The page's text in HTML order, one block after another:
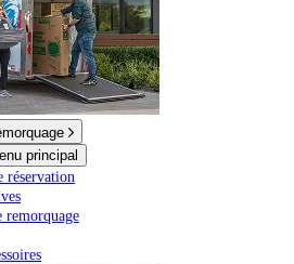
principal
réservation
remorquage